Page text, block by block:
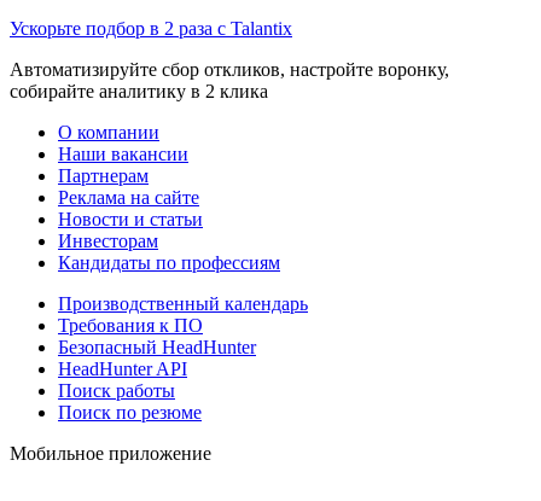
Ускорьте подбор в 2 раза с Talantix
Автоматизируйте сбор откликов, настройте воронку,
собирайте аналитику в 2 клика
О компании
Наши вакансии
Партнерам
Реклама на сайте
Новости и статьи
Инвесторам
Кандидаты по профессиям
Производственный календарь
Требования к ПО
Безопасный HeadHunter
HeadHunter API
Поиск работы
Поиск по резюме
Мобильное приложение